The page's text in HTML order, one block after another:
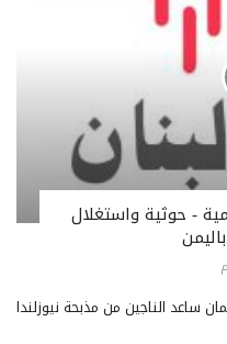
- حوثية واستغلال
ساعد الناجين من مذبحة نيوزلندا